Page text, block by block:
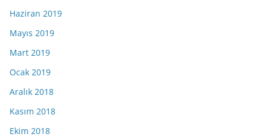
Haziran 2019
Mayıs 2019
Mart 2019
Ocak 2019
Aralık 2018
Kasım 2018
Ekim 2018